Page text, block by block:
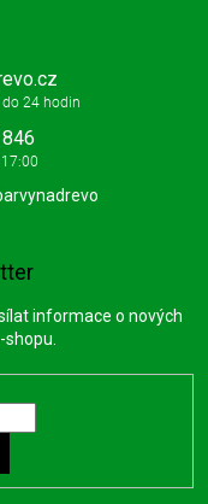
informace o nových